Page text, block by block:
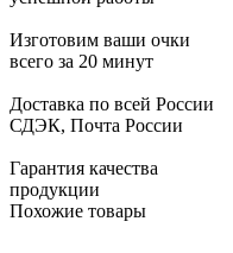
Изготовим ваши очки
всего за 20 минут
Доставка по всей России
СДЭК, Почта России
Гарантия качества
продукции
Похожие товары